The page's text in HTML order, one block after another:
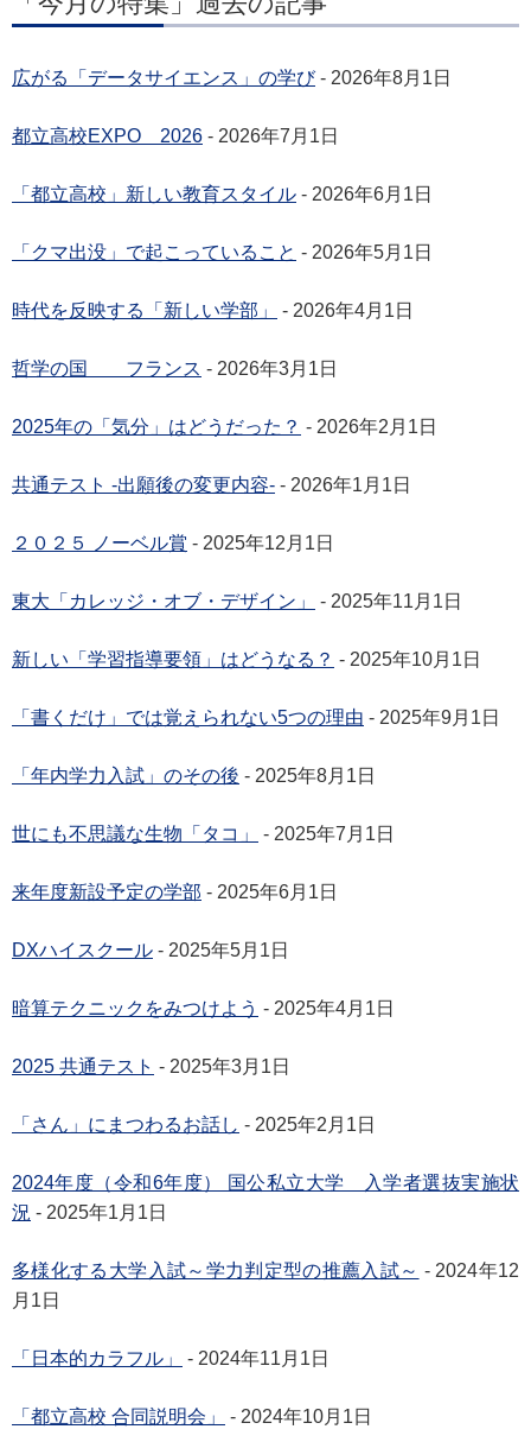
広がる「データサイエンス」の学び- 2026年8月1日
都立高校EXPO 2026 - 2026年7月1日
「都立高校」新しい教育スタイル - 2026年6月1日
「クマ出没」で起こっていること - 2026年5月1日
時代を反映する「新しい学部」 - 2026年4月1日
哲学の国 フランス - 2026年3月1日
2025年の「気分」はどうだった？ - 2026年2月1日
共通テスト -出願後の変更内容- - 2026年1月1日
２０２５ ノーベル賞 - 2025年12月1日
東大「カレッジ・オブ・デザイン」 - 2025年11月1日
新しい「学習指導要領」はどうなる？ - 2025年10月1日
「書くだけ」では覚えられない5つの理由 - 2025年9月1日
「年内学力入試」のその後 - 2025年8月1日
世にも不思議な生物「タコ」 - 2025年7月1日
来年度新設予定の学部 - 2025年6月1日
DXハイスクール - 2025年5月1日
暗算テクニックをみつけよう - 2025年4月1日
2025 共通テスト - 2025年3月1日
「さん」にまつわるお話し - 2025年2月1日
2024年度（令和6年度） 国公私立大学 入学者選抜実施状
況 - 2025年1月1日
多様化する大学入試～学力判定型の推薦入試～ - 2024年12
月1日
「日本的カラフル」 - 2024年11月1日
「都立高校 合同説明会」 - 2024年10月1日